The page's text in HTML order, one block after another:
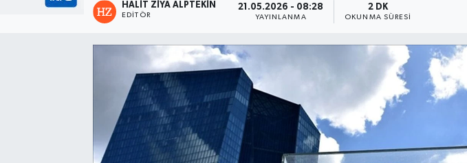
HALIT ZIYA ALPTEKIN
EDITÖR
21.05.2026 - 08:28
YAYINLANMA
2 DK
OKUNMA SÜRESI